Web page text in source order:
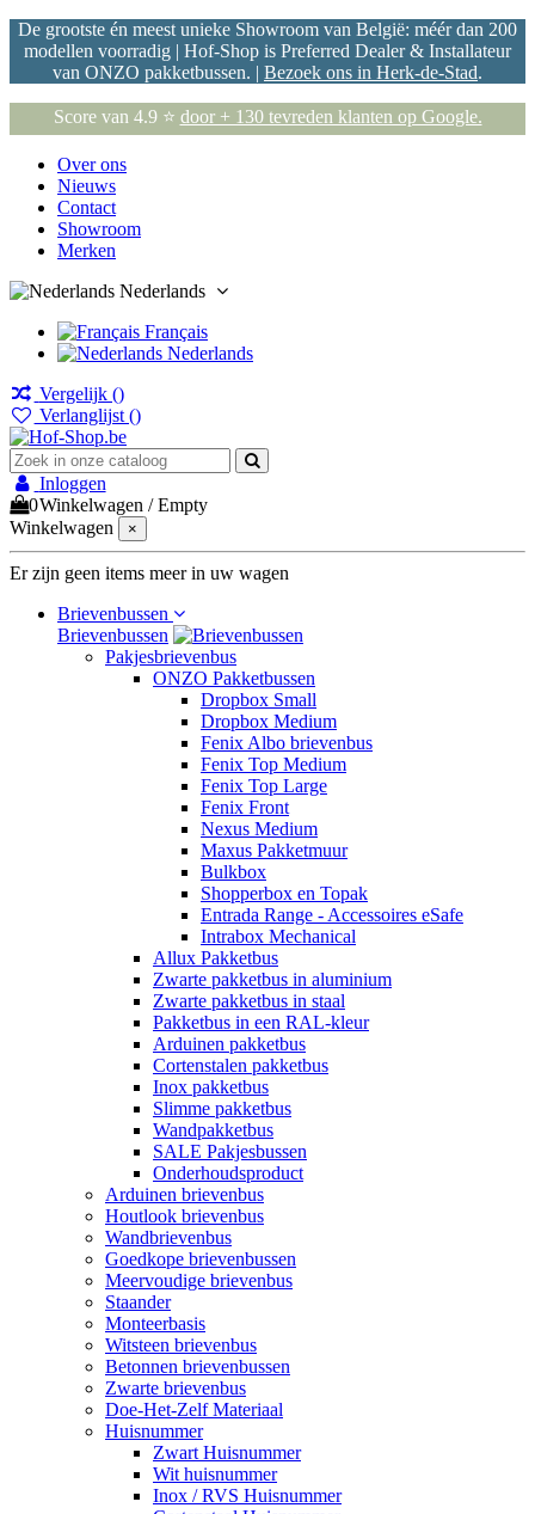
De grootste én meest unieke Showroom van België: méér dan 200
modellen voorradig | Hof-Shop is Preferred Dealer & Installateur
van ONZO pakketbussen. | Bezoek ons in Herk-de-Stad.
Score van 4.9 ⭐ door + 130 tevreden klanten op Google.
Over ons
Nieuws
Contact
Showroom
Merken
Nederlands
Français
Nederlands
Vergelijk ()
Verlanglijst ()
Inloggen
0Winkelwagen /Empty
Winkelwagen
×
Er zijn geen items meer in uw wagen
Brievenbussen
Brievenbussen
Pakjesbrievenbus
ONZO Pakketbussen
Dropbox Small
Dropbox Medium
Fenix Albo brievenbus
Fenix Top Medium
Fenix Top Large
Fenix Front
Nexus Medium
Maxus Pakketmuur
Bulkbox
Shopperbox en Topak
Entrada Range - Accessoires eSafe
Intrabox Mechanical
Allux Pakketbus
Zwarte pakketbus in aluminium
Zwarte pakketbus in staal
Pakketbus in een RAL-kleur
Arduinen pakketbus
Cortenstalen pakketbus
Inox pakketbus
Slimme pakketbus
Wandpakketbus
SALE Pakjesbussen
Onderhoudsproduct
Arduinen brievenbus
Houtlook brievenbus
Wandbrievenbus
Goedkope brievenbussen
Meervoudige brievenbus
Staander
Monteerbasis
Witsteen brievenbus
Betonnen brievenbussen
Zwarte brievenbus
Doe-Het-Zelf Materiaal
Huisnummer
Zwart Huisnummer
Wit huisnummer
Inox / RVS Huisnummer